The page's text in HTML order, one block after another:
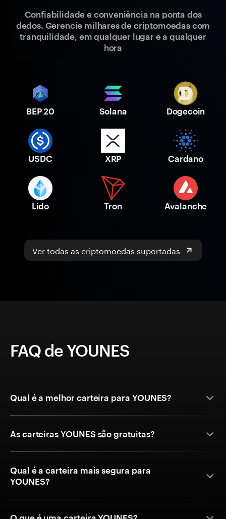
Confiabilidade e conveniência na ponta dos
dedos. Gerencie milhares de criptomoedas com
tranquilidade, em qualquer lugar e a qualquer
hora
BEP 20 Solana Dogecoin
USDC XRP Cardano
Lido Tron Avalanche
Ver todas as criptomoedas suportadas
FAQ de YOUNES
Qual é a melhor carteira para YOUNES?
As carteiras YOUNES são gratuitas?
Qual é a carteira mais segura para
YOUNES?